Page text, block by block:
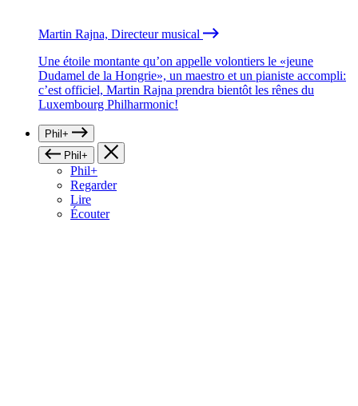
Martin Rajna, Directeur musical
Une étoile montante qu’on appelle volontiers le «jeune
Dudamel de la Hongrie», un maestro et un pianiste accompli:
c’est officiel, Martin Rajna prendra bientôt les rênes du
Luxembourg Philharmonic!
Phil+
Phil+
Phil+
Regarder
Lire
Écouter